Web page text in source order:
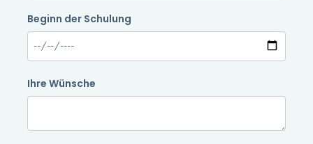
Beginn der Schulung
Ihre Wünsche